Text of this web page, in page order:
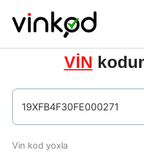
content
VİN
Vin kod yoxla